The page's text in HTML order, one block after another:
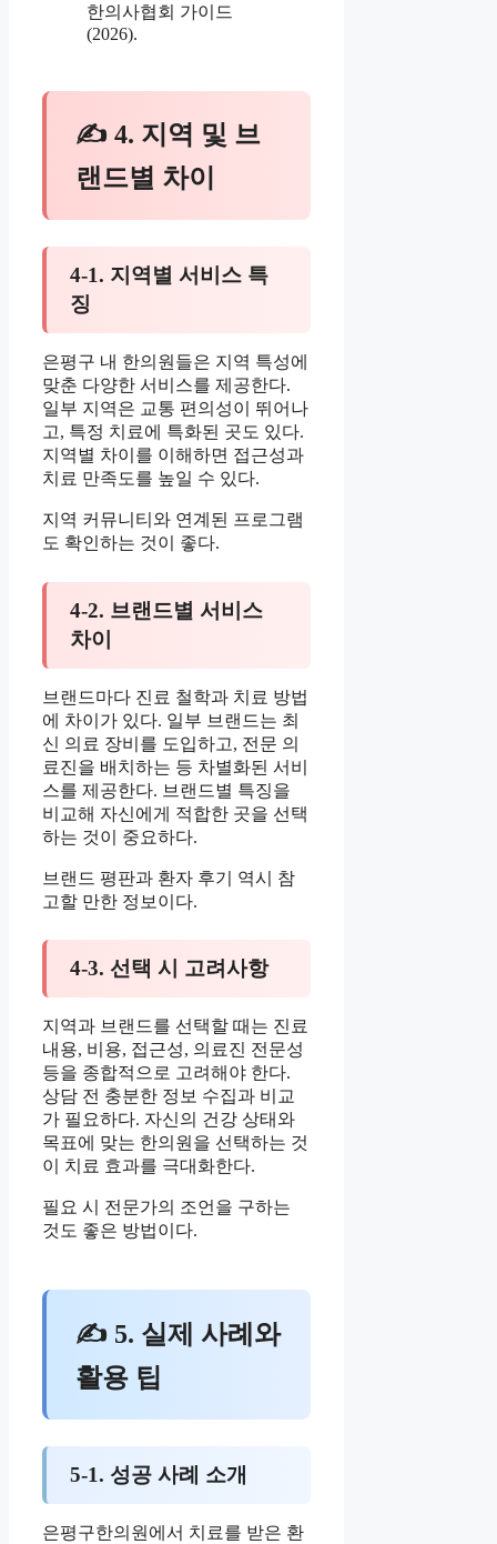
한의사협회 가이드
(2026).
✍ 4. 지역 및 브
랜드별 차이
4-1. 지역별 서비스 특
징
은평구 내 한의원들은 지역 특성에
맞춘 다양한 서비스를 제공한다.
일부 지역은 교통 편의성이 뛰어나
고, 특정 치료에 특화된 곳도 있다.
지역별 차이를 이해하면 접근성과
치료 만족도를 높일 수 있다.
지역 커뮤니티와 연계된 프로그램
도 확인하는 것이 좋다.
4-2. 브랜드별 서비스
차이
브랜드마다 진료 철학과 치료 방법
에 차이가 있다. 일부 브랜드는 최
신 의료 장비를 도입하고, 전문 의
료진을 배치하는 등 차별화된 서비
스를 제공한다. 브랜드별 특징을
비교해 자신에게 적합한 곳을 선택
하는 것이 중요하다.
브랜드 평판과 환자 후기 역시 참
고할 만한 정보이다.
4-3. 선택 시 고려사항
지역과 브랜드를 선택할 때는 진료
내용, 비용, 접근성, 의료진 전문성
등을 종합적으로 고려해야 한다.
상담 전 충분한 정보 수집과 비교
가 필요하다. 자신의 건강 상태와
목표에 맞는 한의원을 선택하는 것
이 치료 효과를 극대화한다.
필요 시 전문가의 조언을 구하는
것도 좋은 방법이다.
✍ 5. 실제 사례와
활용 팁
5-1. 성공 사례 소개
은평구한의원에서 치료를 받은 환